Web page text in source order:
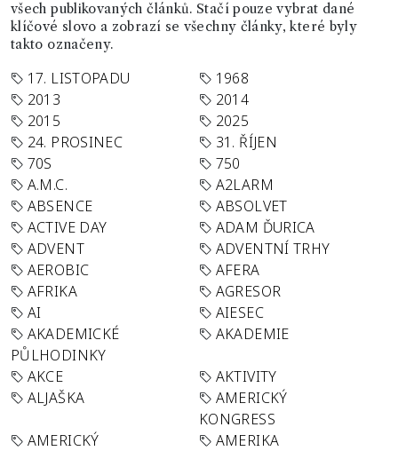
všech publikovaných článků. Stačí pouze vybrat dané
klíčové slovo a zobrazí se všechny články, které byly
takto označeny.
17. LISTOPADU
1968
2013
2014
2015
2025
24. PROSINEC
31. ŘÍJEN
70S
750
A.M.C.
A2LARM
ABSENCE
ABSOLVET
ACTIVE DAY
ADAM ĎURICA
ADVENT
ADVENTNÍ TRHY
AEROBIC
AFERA
AFRIKA
AGRESOR
AI
AIESEC
AKADEMICKÉ
PŮLHODINKY
AKADEMIE
AKCE
AKTIVITY
ALJAŠKA
AMERICKÝ
KONGRESS
AMERICKÝ
AMERIKA